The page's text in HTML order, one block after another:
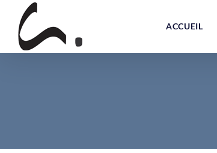
content
ACCUEIL